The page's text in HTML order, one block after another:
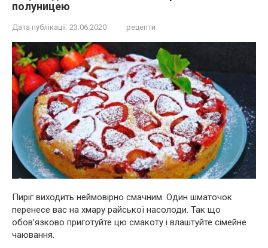
полуницею
Дата публікації: 23.06.2020 рецепти
Пиріг виходить неймовірно смачним. Один шматочок
перенесе вас на хмару райської насолоди. Так що
обов’язково приготуйте цю смакоту і влаштуйте сімейне
чаювання.